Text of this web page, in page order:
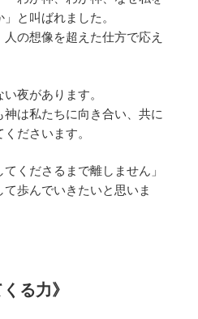
と叫ばれました。
の想像を超えた仕方で応え
夜があります。
は私たちに向き合い、共に
ださいます。
くださるまで離しません」
歩んでいきたいと思いま
る力》